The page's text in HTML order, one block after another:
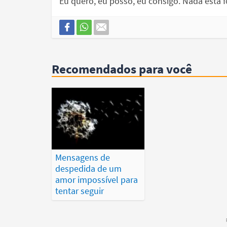
Recomendados para você
Mensagens de
despedida de um
amor impossível para
tentar seguir